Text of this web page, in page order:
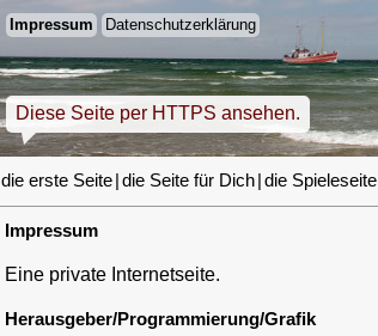
Impressum Datenschutzerklärung
Diese Seite per HTTPS ansehen.
die erste Seite die Seite für Dich die Spieleseite
Impressum
Eine private Internetseite.
Herausgeber/Programmierung/Grafik